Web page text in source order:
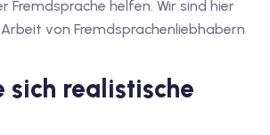
Fremdsprache helfen. Wir sind hier
von Fremdsprachenliebhabern
sich realistische